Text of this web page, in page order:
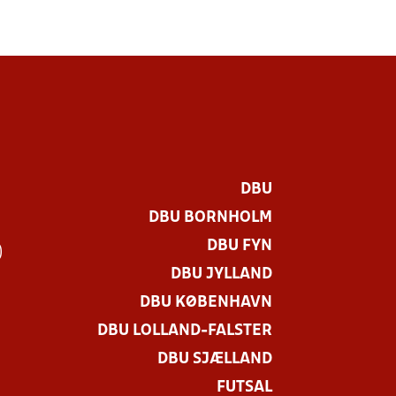
DBU
DBU BORNHOLM
DBU FYN
DBU JYLLAND
DBU KØBENHAVN
DBU LOLLAND-FALSTER
DBU SJÆLLAND
FUTSAL